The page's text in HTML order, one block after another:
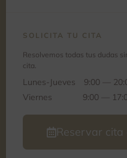
SOLICITA TU CITA
Resolvemos todas tus dudas
cita.
Lunes-Jueves
9:00 —
Viernes
9:00 —
Reservar cita